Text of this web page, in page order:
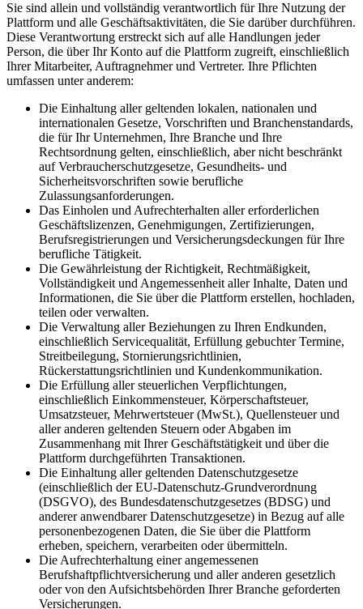
Sie sind allein und vollständig verantwortlich für Ihre Nutzung der
Plattform und alle Geschäftsaktivitäten, die Sie darüber durchführen.
Diese Verantwortung erstreckt sich auf alle Handlungen jeder
Person, die über Ihr Konto auf die Plattform zugreift, einschließlich
Ihrer Mitarbeiter, Auftragnehmer und Vertreter. Ihre Pflichten
umfassen unter anderem:
Die Einhaltung aller geltenden lokalen, nationalen und
internationalen Gesetze, Vorschriften und Branchenstandards,
die für Ihr Unternehmen, Ihre Branche und Ihre
Rechtsordnung gelten, einschließlich, aber nicht beschränkt
auf Verbraucherschutzgesetze, Gesundheits- und
Sicherheitsvorschriften sowie berufliche
Zulassungsanforderungen.
Das Einholen und Aufrechterhalten aller erforderlichen
Geschäftslizenzen, Genehmigungen, Zertifizierungen,
Berufsregistrierungen und Versicherungsdeckungen für Ihre
berufliche Tätigkeit.
Die Gewährleistung der Richtigkeit, Rechtmäßigkeit,
Vollständigkeit und Angemessenheit aller Inhalte, Daten und
Informationen, die Sie über die Plattform erstellen, hochladen,
teilen oder verwalten.
Die Verwaltung aller Beziehungen zu Ihren Endkunden,
einschließlich Servicequalität, Erfüllung gebuchter Termine,
Streitbeilegung, Stornierungsrichtlinien,
Rückerstattungsrichtlinien und Kundenkommunikation.
Die Erfüllung aller steuerlichen Verpflichtungen,
einschließlich Einkommensteuer, Körperschaftsteuer,
Umsatzsteuer, Mehrwertsteuer (MwSt.), Quellensteuer und
aller anderen geltenden Steuern oder Abgaben im
Zusammenhang mit Ihrer Geschäftstätigkeit und über die
Plattform durchgeführten Transaktionen.
Die Einhaltung aller geltenden Datenschutzgesetze
(einschließlich der EU-Datenschutz-Grundverordnung
(DSGVO), des Bundesdatenschutzgesetzes (BDSG) und
anderer anwendbarer Datenschutzgesetze) in Bezug auf alle
personenbezogenen Daten, die Sie über die Plattform
erheben, speichern, verarbeiten oder übermitteln.
Die Aufrechterhaltung einer angemessenen
Berufshaftpflichtversicherung und aller anderen gesetzlich
oder von den Aufsichtsbehörden Ihrer Branche geforderten
Versicherungen.